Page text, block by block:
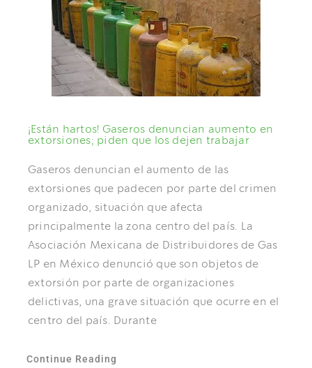
¡Están hartos! Gaseros denuncian aumento en
extorsiones; piden que los dejen trabajar
Gaseros denuncian el aumento de las
extorsiones que padecen por parte del crimen
organizado, situación que afecta
principalmente la zona centro del país. La
Asociación Mexicana de Distribuidores de Gas
LP en México denunció que son objetos de
extorsión por parte de organizaciones
delictivas, una grave situación que ocurre en el
centro del país. Durante
Continue Reading